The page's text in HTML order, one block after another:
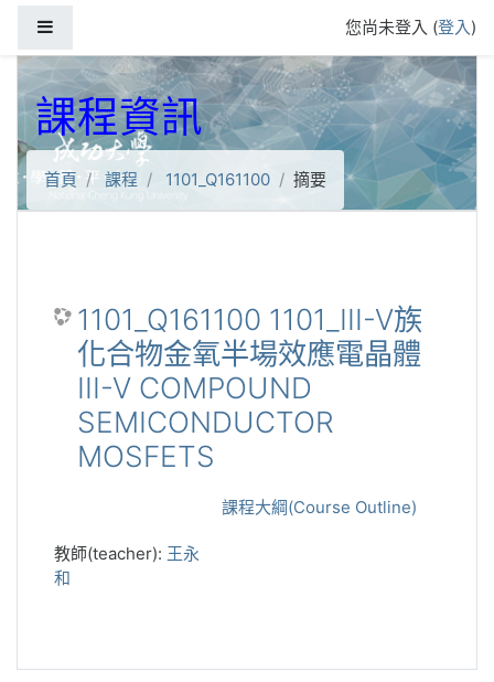
您尚未登入 (登入)
課程資訊
首頁 課程 1101_Q161100 摘要
1101_Q161100 1101_III-V族
化合物金氧半場效應電晶體
III-V COMPOUND
SEMICONDUCTOR
MOSFETS
課程大綱(Course Outline)
教師(teacher): 王永
和